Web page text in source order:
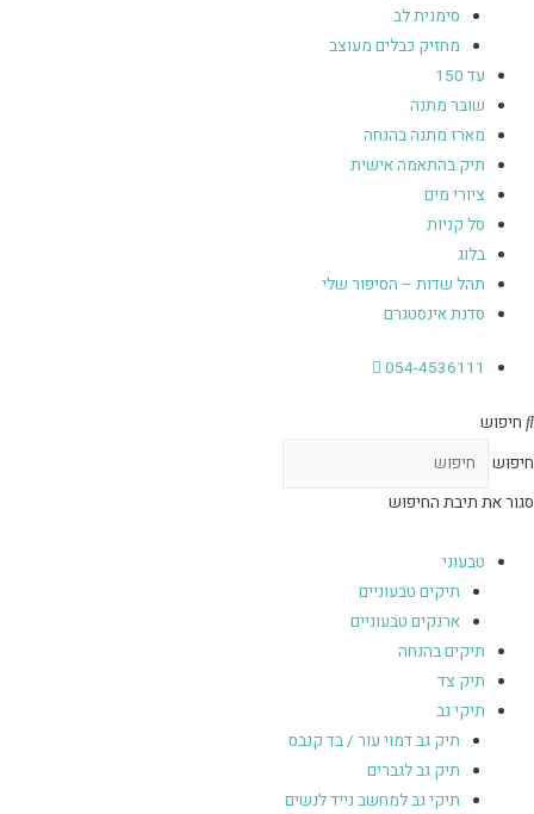
סימנית לב
מחזיק כבלים מעוצב
עד 150
שובר מתנה
מארז מתנה בהנחה
תיק בהתאמה אישית
ציורי מים
סל קניות
בלוג
תהל שדות – הסיפור שלי
סדנת אינסטגרם
054-4536111
חיפוש
חיפוש
סגור את תיבת החיפוש
טבעוני
תיקים טבעוניים
ארנקים טבעוניים
תיקים בהנחה
תיק צד
תיקי גב
תיק גב דמוי עור / בד קנבס
תיק גב לגברים
תיקי גב למחשב נייד לנשים